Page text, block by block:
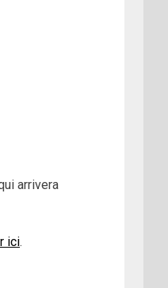
arrivera
ici.